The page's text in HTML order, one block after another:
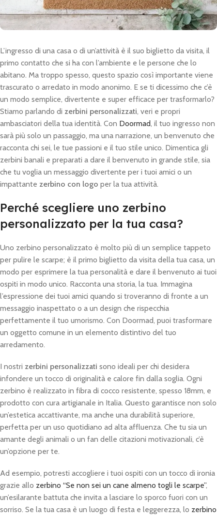
L’ingresso di una casa o di un’attività è il suo biglietto da visita, il
primo contatto che si ha con l’ambiente e le persone che lo
abitano. Ma troppo spesso, questo spazio così importante viene
trascurato o arredato in modo anonimo. E se ti dicessimo che c’è
un modo semplice, divertente e super efficace per trasformarlo?
Stiamo parlando di zerbini personalizzati, veri e propri
ambasciatori della tua identità. Con Doormad, il tuo ingresso non
sarà più solo un passaggio, ma una narrazione, un benvenuto che
racconta chi sei, le tue passioni e il tuo stile unico. Dimentica gli
zerbini banali e preparati a dare il benvenuto in grande stile, sia
che tu voglia un messaggio divertente per i tuoi amici o un
impattante zerbino con logo per la tua attività.
Perché scegliere uno zerbino
personalizzato per la tua casa?
Uno zerbino personalizzato è molto più di un semplice tappeto
per pulire le scarpe; è il primo biglietto da visita della tua casa, un
modo per esprimere la tua personalità e dare il benvenuto ai tuoi
ospiti in modo unico. Racconta una storia, la tua. Immagina
l’espressione dei tuoi amici quando si troveranno di fronte a un
messaggio inaspettato o a un design che rispecchia
perfettamente il tuo umorismo. Con Doormad, puoi trasformare
un oggetto comune in un elemento distintivo del tuo
arredamento.
I nostri zerbini personalizzati sono ideali per chi desidera
infondere un tocco di originalità e calore fin dalla soglia. Ogni
zerbino è realizzato in fibra di cocco resistente, spesso 18mm, e
prodotto con cura artigianale in Italia. Questo garantisce non solo
un’estetica accattivante, ma anche una durabilità superiore,
perfetta per un uso quotidiano ad alta affluenza. Che tu sia un
amante degli animali o un fan delle citazioni motivazionali, c’è
un’opzione per te.
Ad esempio, potresti accogliere i tuoi ospiti con un tocco di ironia
grazie allo zerbino “Se non sei un cane almeno togli le scarpe”,
un’esilarante battuta che invita a lasciare lo sporco fuori con un
sorriso. Se la tua casa è un luogo di festa e leggerezza, lo zerbino